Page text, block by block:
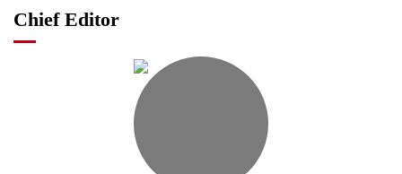
Chief Editor